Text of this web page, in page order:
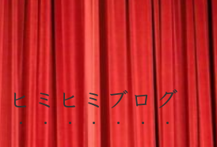
ヒミヒミブログ